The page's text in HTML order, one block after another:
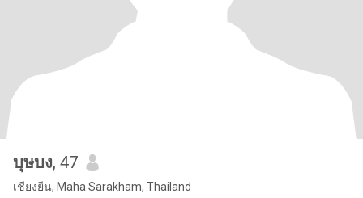
บุษบง, 47
เชียงยืน, Maha Sarakham, Thailand